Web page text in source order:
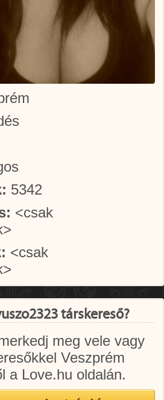
5342
<csak
<csak
társkereső?
meg vele vagy
Veszprém
a Love.hu oldalán.